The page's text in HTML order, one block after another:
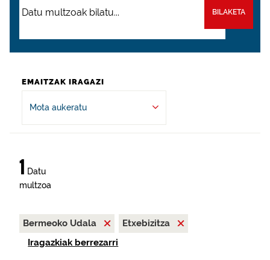
BILAKETA
EMAITZAK IRAGAZI
Mota aukeratu
1 Datu
multzoa
Bermeoko Udala
Etxebizitza
Iragazkiak berrezarri